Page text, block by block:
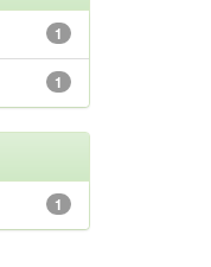
1
1
1